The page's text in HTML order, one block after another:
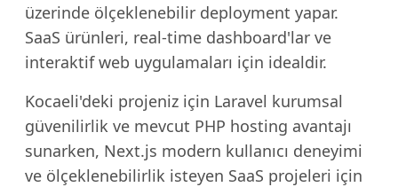
üzerinde ölçeklenebilir deployment yapar.
SaaS ürünleri, real-time dashboard'lar ve
interaktif web uygulamaları için idealdir.
Kocaeli'deki projeniz için Laravel kurumsal
güvenilirlik ve mevcut PHP hosting avantajı
sunarken, Next.js modern kullanıcı deneyimi
ve ölçeklenebilirlik isteyen SaaS projeleri için